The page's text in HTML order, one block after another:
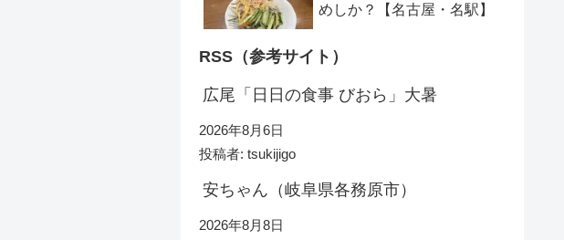
めしか？【名古屋・名駅】
RSS（参考サイト）
広尾「日日の食事 びおら」大暑
2026年8月6日
投稿者: tsukijigo
安ちゃん（岐阜県各務原市）
2026年8月8日